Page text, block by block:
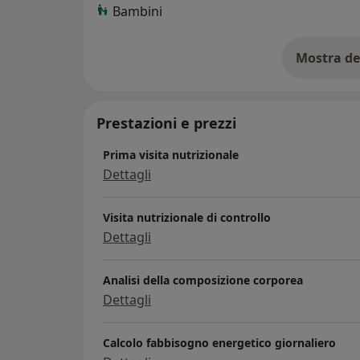
Bambini
Mostra
Prestazioni e prezzi
Prima visita nutrizionale
Dettagli
Visita nutrizionale di controllo
Dettagli
Analisi della composizione corporea
Dettagli
Calcolo fabbisogno energetico giornaliero